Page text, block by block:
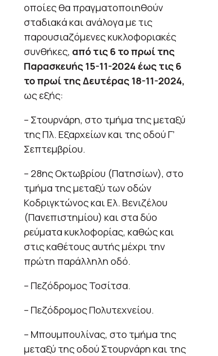
οποίες θα πραγματοποιηθούν
σταδιακά και ανάλογα με τις
παρουσιαζόμενες κυκλοφοριακές
συνθήκες, από τις 6 το πρωί της
Παρασκευής 15-11-2024 έως τις 6
το πρωί της Δευτέρας 18-11-2024,
ως εξής:
– Στουρνάρη, στο τμήμα της μεταξύ
της Πλ. Εξαρχείων και της οδού Γ’
Σεπτεμβρίου.
– 28ης Οκτωβρίου (Πατησίων), στο
τμήμα της μεταξύ των οδών
Κοδριγκτώνος και Ελ. Βενιζέλου
(Πανεπιστημίου) και στα δύο
ρεύματα κυκλοφορίας, καθώς και
στις καθέτους αυτής μέχρι την
πρώτη παράλληλη οδό.
– Πεζόδρομος Τοσίτσα.
– Πεζόδρομος Πολυτεχνείου.
– Μπουμπουλίνας, στο τμήμα της
μεταξύ της οδού Στουρνάρη και της